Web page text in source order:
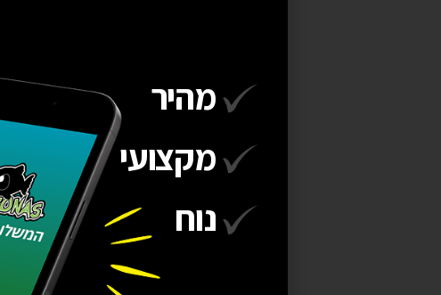
מאכיל אוטומטי דיגיטלי
EasyFeed
229₪
מהיר
מקצועי
נוח